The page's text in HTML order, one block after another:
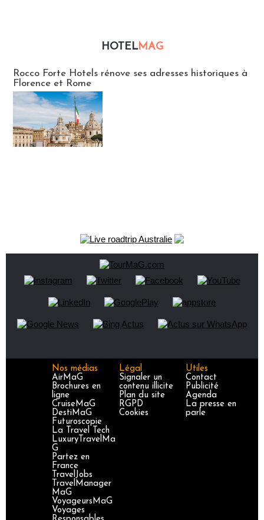
HOTELMAG
Rocco Forte Hotels rénove ses adresses historiques à
Florence et Rome
Nos médias
AirMaG
Brochures en
ligne
CruiseMaG
DestiMaG
Futuroscopie
La Travel Tech
LuxuryTravelMa
G
Partez en
France
TravelJobs
TravelManager
MaG
VoyageursMaG
Voyages
Légal
Signaler un
contenu illicite
Plan du site
RGPD
Cookies
Utiles
Contact
Publicité
Agenda
La presse en
parle